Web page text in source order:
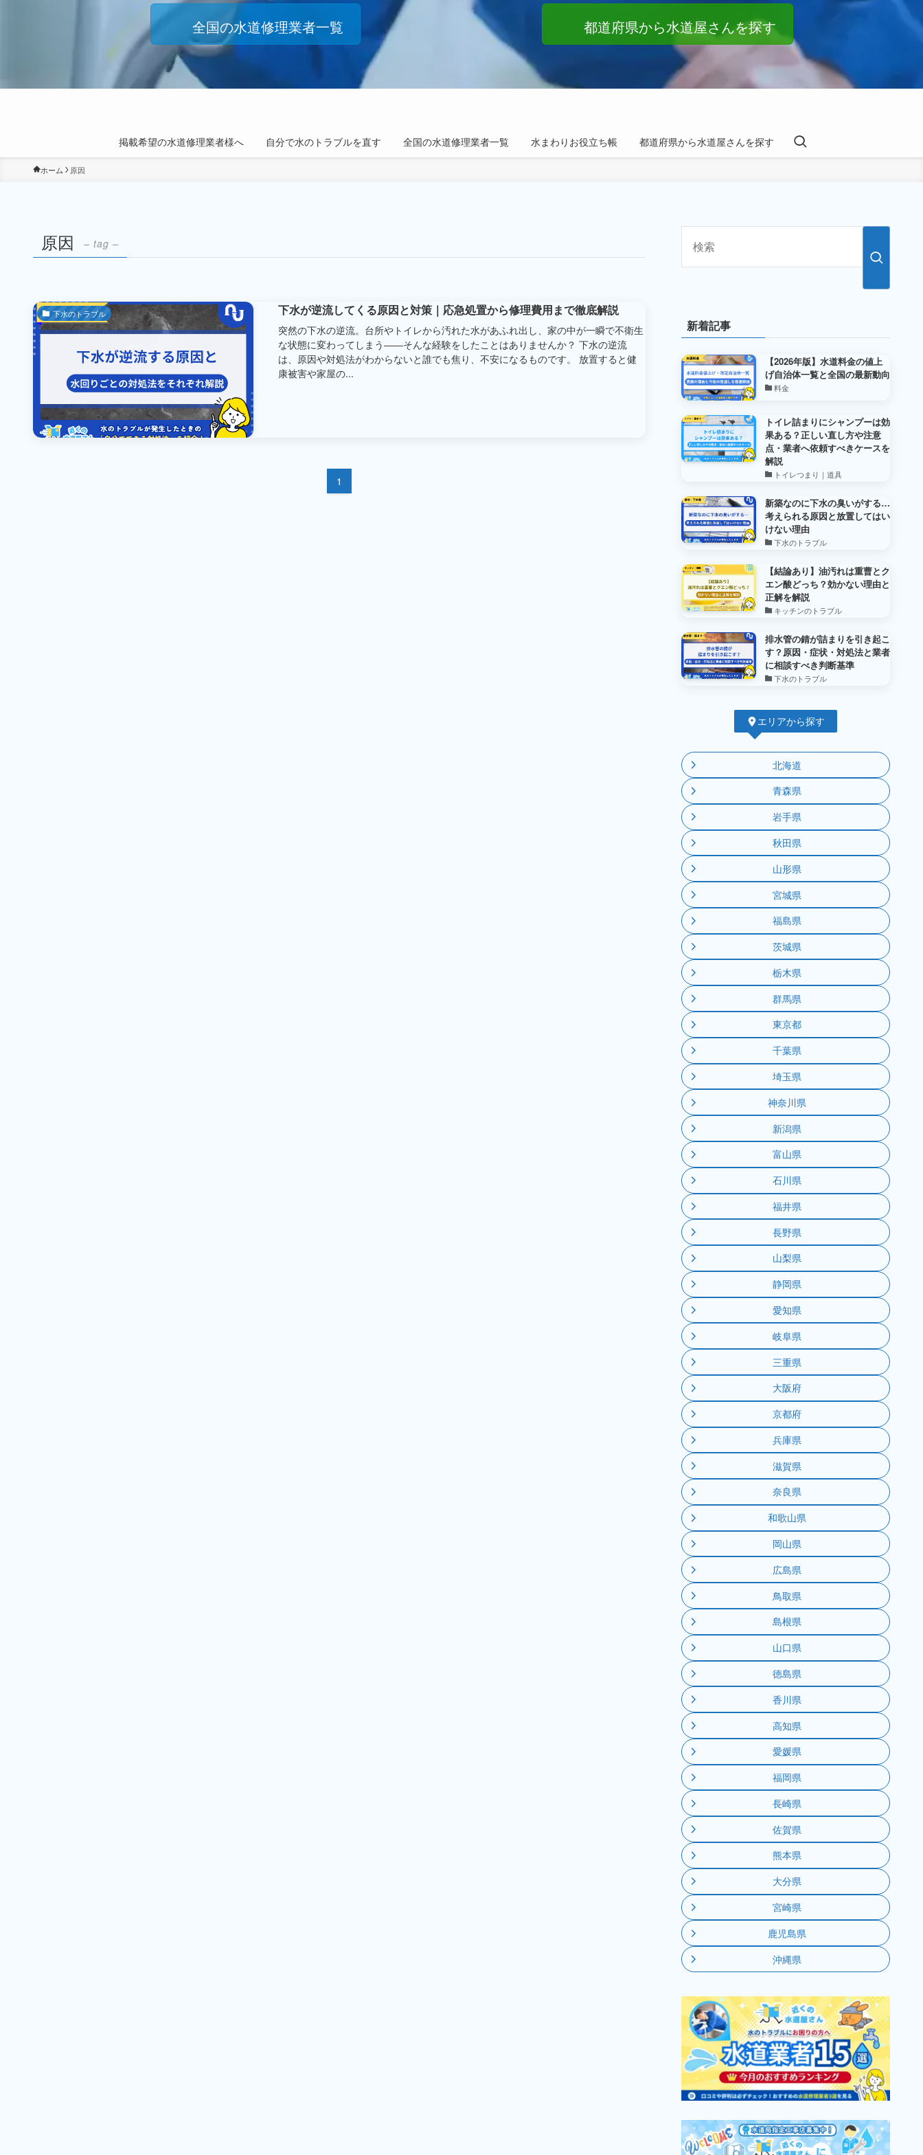
掲載希望の水道修理業者様へ 自分で水のトラブルを直す 全国の水道修理業者一覧 水まわりお役立ち帳 都道府県から水道屋さんを探す
全国の水道修理業者一覧 都道府県から水道屋さんを探す
ホーム 原因
原因 – tag –
下水のトラブル 下水が逆流してくる原因と対策｜応急処置から修理費用まで徹底解説
突然の下水の逆流。台所やトイレから汚れた水があふれ出し、家の中が一瞬で不衛生
な状態に変わってしまう――そんな経験をしたことはありませんか？ 下水の逆流
は、原因や対処法がわからないと誰でも焦り、不安になるものです。 放置すると健
康被害や家屋の...
1
新着記事
【2026年版】水道料金の値上
げ自治体一覧と全国の最新動向
料金
トイレ詰まりにシャンプーは効
果ある？正しい直し方や注意
点・業者へ依頼すべきケースを
解説
トイレつまり｜道具
新築なのに下水の臭いがする…
考えられる原因と放置してはい
けない理由
下水のトラブル
【結論あり】油汚れは重曹とク
エン酸どっち？効かない理由と
正解を解説
キッチンのトラブル
排水管の錆が詰まりを引き起こ
す？原因・症状・対処法と業者
に相談すべき判断基準
下水のトラブル
エリアから探す
北海道
青森県
岩手県
秋田県
山形県
宮城県
福島県
茨城県
栃木県
群馬県
東京都
千葉県
埼玉県
神奈川県
新潟県
富山県
石川県
福井県
長野県
山梨県
静岡県
愛知県
岐阜県
三重県
大阪府
京都府
兵庫県
滋賀県
奈良県
和歌山県
岡山県
広島県
鳥取県
島根県
山口県
徳島県
香川県
高知県
愛媛県
福岡県
長崎県
佐賀県
熊本県
大分県
宮崎県
鹿児島県
沖縄県